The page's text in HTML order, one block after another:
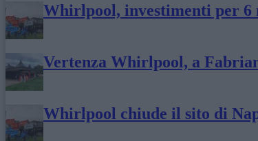
Whirlpool, investimenti per
Vertenza Whirlpool, a
Whirlpool chiude il sito di